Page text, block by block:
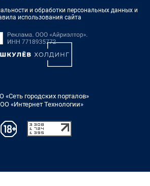
и обработки персональных данных и
использования сайта
«Сеть городских порталов»
«Интернет Технологии»